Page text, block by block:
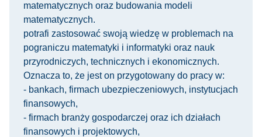
matematycznych oraz budowania modeli
matematycznych.
potrafi zastosować swoją wiedzę w problemach na
pograniczu matematyki i informatyki oraz nauk
przyrodniczych, technicznych i ekonomicznych.
Oznacza to, że jest on przygotowany do pracy w:
- bankach, firmach ubezpieczeniowych, instytucjach
finansowych,
- firmach branży gospodarczej oraz ich działach
finansowych i projektowych,